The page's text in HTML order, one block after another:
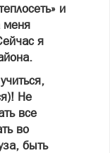
и
меня
я
Не
все
во
быть